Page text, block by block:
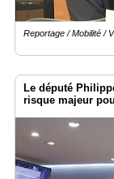
Reportage / Mobilité /
Le député
risque majeur